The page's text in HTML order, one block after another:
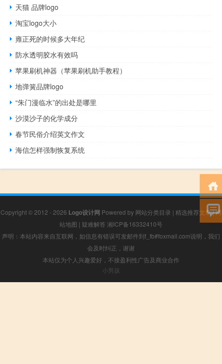
天猫 品牌logo
淘宝logo大小
雍正死的时候多大年纪
防水透明胶水有效吗
苹果刷机神器（苹果刷机助手教程）
地弹簧品牌logo
“朱门漫临水”的出处是哪里
沙漠沙子的化学成分
春节民俗介绍英文作文
海信怎样强制恢复系统
Copyright © 2012 - 2026 Logo设计网 Powered by 网站分类目录 | 精选推荐文章|网
站地图 | 疑难解答 湘ICP备16332410号
声明：本站内容来自互联网，如信息有错误可发邮件到f_fb#foxmail.com说明，我们
会及时纠正，谢谢
本站仅为个人兴趣爱好，不接盈利性广告及商业合作
小男孩